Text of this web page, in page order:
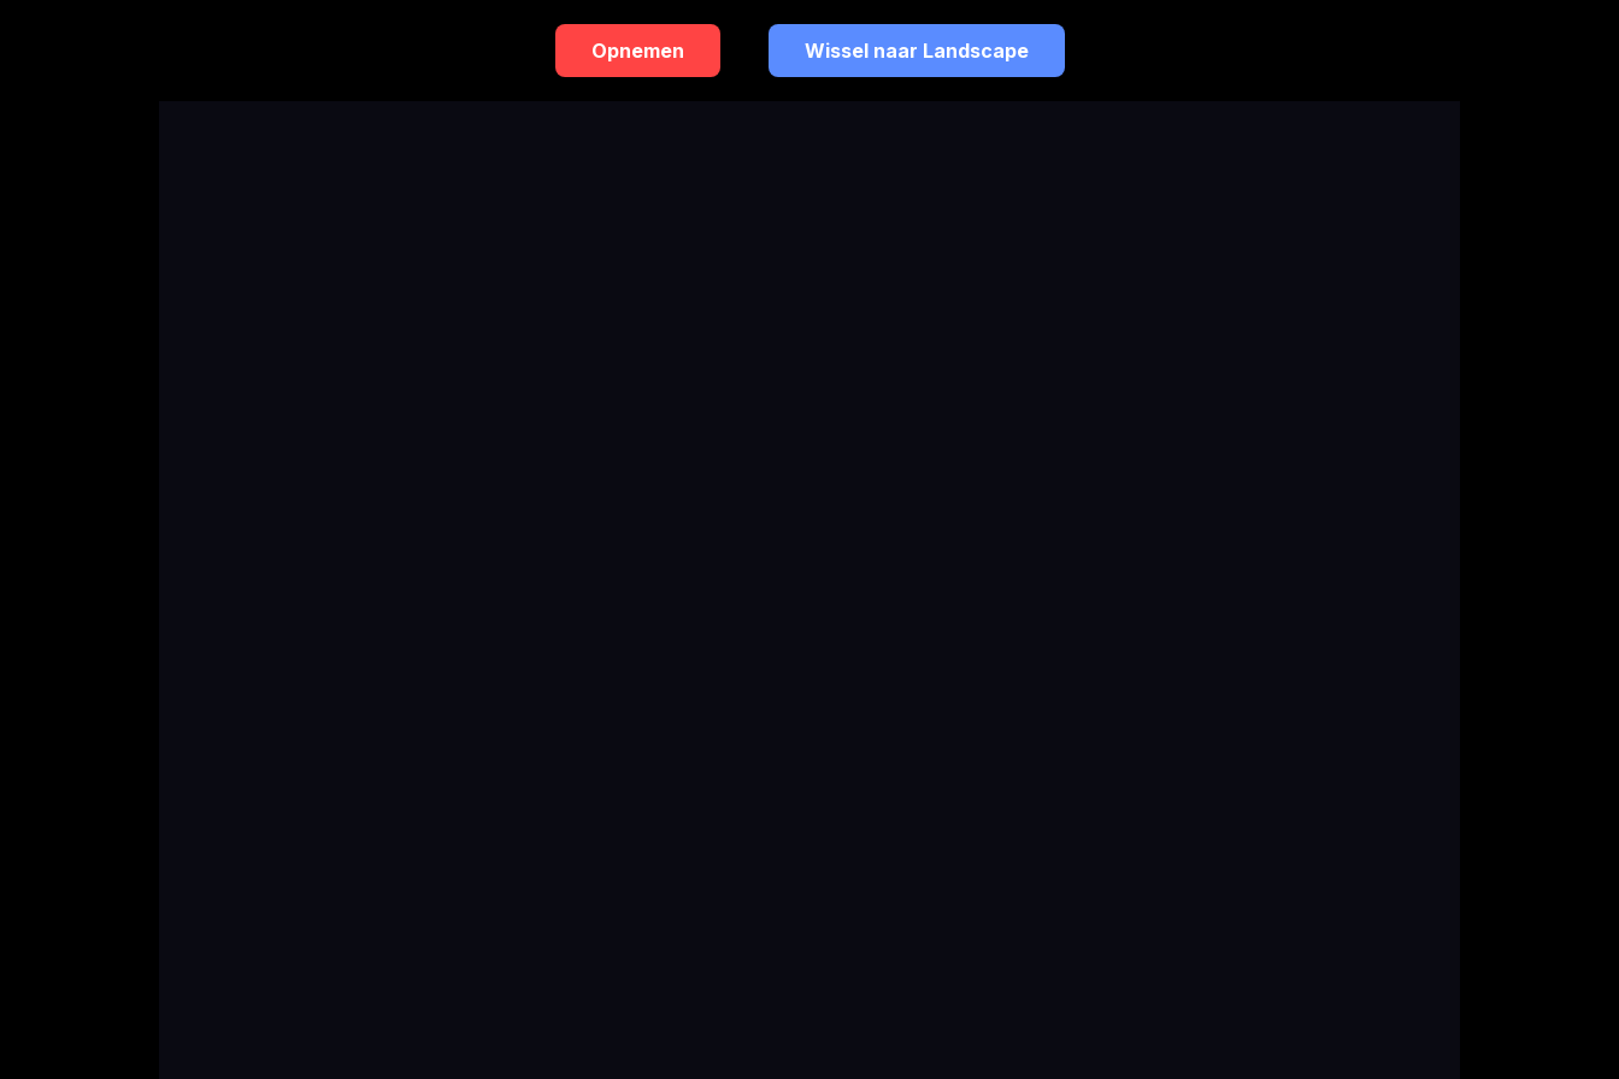
Opnemen Wissel naar Landscape